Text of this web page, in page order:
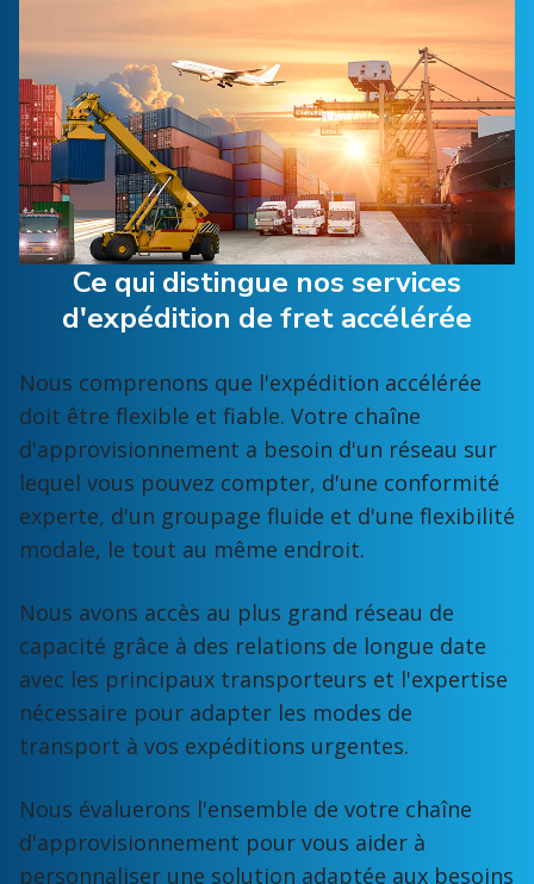
Ce qui distingue nos services
d'expédition de fret accélérée
Nous comprenons que l'expédition accélérée
doit être flexible et fiable. Votre chaîne
d'approvisionnement a besoin d'un réseau sur
lequel vous pouvez compter, d'une conformité
experte, d'un groupage fluide et d'une flexibilité
modale, le tout au même endroit.
Nous avons accès au plus grand réseau de
capacité grâce à des relations de longue date
avec les principaux transporteurs et l'expertise
nécessaire pour adapter les modes de
transport à vos expéditions urgentes.
Nous évaluerons l'ensemble de votre chaîne
d'approvisionnement pour vous aider à
personnaliser une solution adaptée aux besoins